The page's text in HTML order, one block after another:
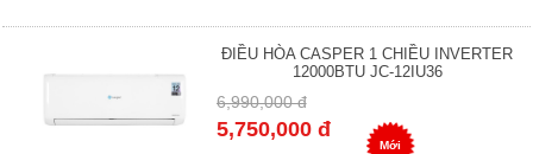
ĐIỀU HÒA CASPER 1 CHIỀU INVERTER
12000BTU JC-12IU36
6,990,000 đ
5,750,000 đ
Mới